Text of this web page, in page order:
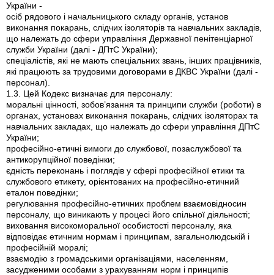
України -
осіб рядового і начальницького складу органів, установ
виконання покарань, слідчих ізоляторів та навчальних закладів,
що належать до сфери управління Державної пенітенціарної
служби України (далі - ДПтС України);
спеціалістів, які не мають спеціальних звань, інших працівників,
які працюють за трудовими договорами в ДКВС України (далі -
персонал).
1.3. Цей Кодекс визначає для персоналу:
моральні цінності, зобов’язання та принципи служби (роботи) в
органах, установах виконання покарань, слідчих ізоляторах та
навчальних закладах, що належать до сфери управління ДПтС
України;
професійно-етичні вимоги до службової, позаслужбової та
антикорупційної поведінки;
єдність переконань і поглядів у сфері професійної етики та
службового етикету, орієнтованих на професійно-етичний
еталон поведінки;
регулювання професійно-етичних проблем взаємовідносин
персоналу, що виникають у процесі його спільної діяльності;
виховання високоморальної особистості персоналу, яка
відповідає етичним нормам і принципам, загальнолюдській і
професійній моралі;
взаємодію з громадськими організаціями, населенням,
засудженими особами з урахуванням норм і принципів